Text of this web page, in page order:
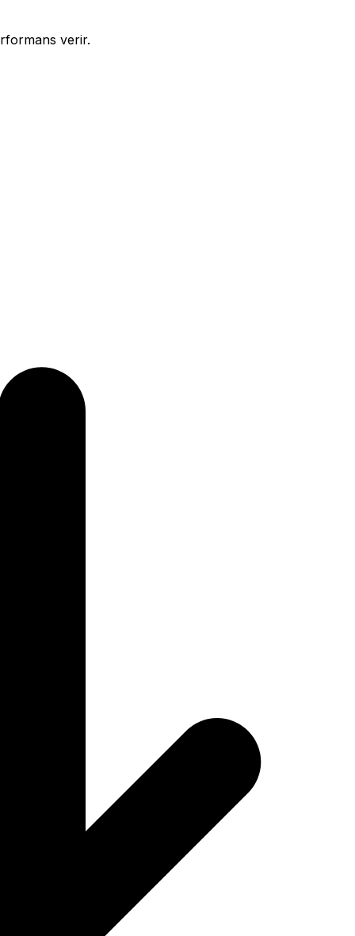
verir.